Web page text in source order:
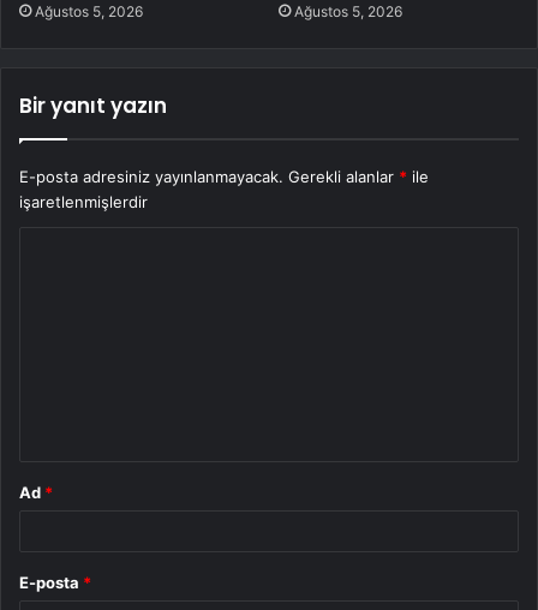
Ağustos 5, 2026 Ağustos 5, 2026
Bir yanıt yazın
E-posta adresiniz yayınlanmayacak. Gerekli alanlar * ile
işaretlenmişlerdir
Ad *
E-posta *